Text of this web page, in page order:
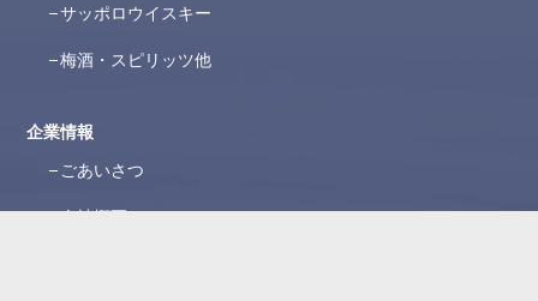
サッポロウイスキー
梅酒・スピリッツ他
企業情報
ごあいさつ
会社概要